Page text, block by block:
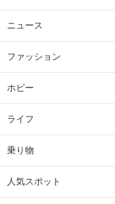
ニュース
ファッション
ホビー
ライフ
乗り物
人気スポット